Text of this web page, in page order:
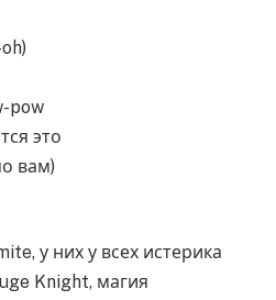
pow
это
вам)
у них у всех истерика
Knight, магия